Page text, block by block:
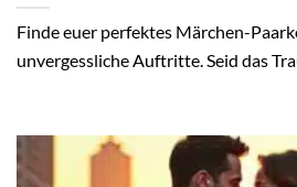
Finde euer perfektes Märchen-
unvergessliche Auftritte. Seid das